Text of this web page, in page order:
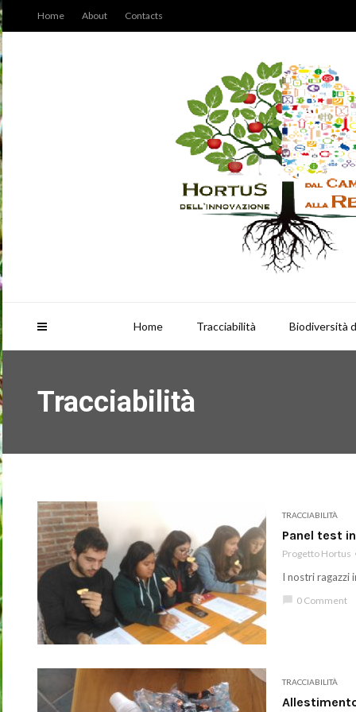
Home Tracciabilità Biodiversità
Home About Contacts
Tracciabilità
TRACCIABILITÀ
Panel test
Progetto Hortus
I nostri ragazzi
chat_bubble 0 Comment
TRACCIABILITÀ